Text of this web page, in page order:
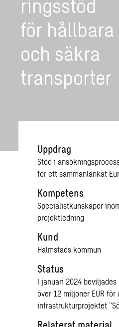
rings­stöd
för håll­ba­ra
och säkra
trans­por­ter
Uppdrag
Stöd i
för ett sammanlänkat
Kompetens
Specialistkunskaper
projektledning
Kund
Halmstads kommun
Status
I januari 2024 beviljades
över 12 miljoner EUR
infrastrukturprojektet